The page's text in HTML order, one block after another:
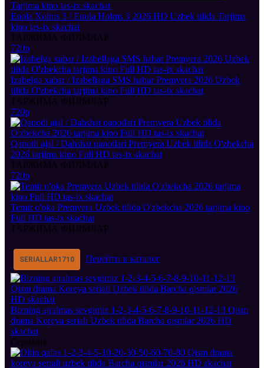
Enola Xolms 3 / Enola Holms 3 2026 HD Uzbek tilida Tarjima
kino tas-ix skachat
ТАРЖИМА ФИЛМЛАР
720p
Izabelga xabar / Izabellaga SMS habar Premyera 2026 Uzbek
tilida O'zbekcha tarjima kino Full HD tas-ix skachat
ТАРЖИМА ФИЛМЛАР
720p
Qanotli ajal / Dahshat qanotlari Premyera Uzbek tilida O'zbekcha
2026 tarjima kino Full HD tas-ix skachat
ТАРЖИМА ФИЛМЛАР
720p
Temir o'pka Premyera Uzbek tilida O'zbekcha 2026 tarjima kino
Full HD tas-ix skachat
ТАРЖИМА ФИЛМЛАР
SERIALLAR1710 Перейти в каталог
Bizning ajralmas sevgimiz 1-2-3-4-5-6-7-8-9-10-11-12-13 Qism
drama Koreya seriali Uzbek tilida Barcha qismlar 2026 HD
skachat
Сериалы